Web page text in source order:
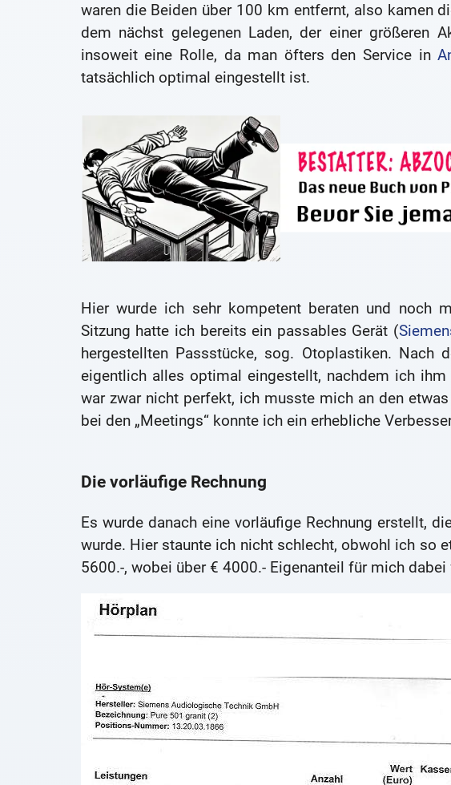
waren die Beiden über 100 km entfernt, also kamen
dem nächst gelegenen Laden, der einer größeren
insoweit eine Rolle, da man öfters den Service in
tatsächlich optimal eingestellt ist.
Hier wurde ich sehr kompetent beraten und noch
Sitzung hatte ich bereits ein passables Gerät (
hergestellten Passstücke, sog. Otoplastiken. Nach
eigentlich alles optimal eingestellt, nachdem ich ihm
war zwar nicht perfekt, ich musste mich an den
bei den „Meetings“ konnte ich ein erhebliche
Die vorläufige Rechnung
Es wurde danach eine vorläufige Rechnung erstellt,
wurde. Hier staunte ich nicht schlecht, obwohl ich so
5600.-, wobei über € 4000.- Eigenanteil für mich dabei